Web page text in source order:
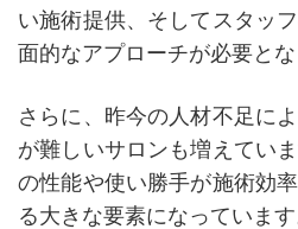
い施術提供、そしてスタッ
面的なアプローチが必要とな
さらに、昨今の人材不足に
が難しいサロンも増えてい
の性能や使い勝手が施術効
る大きな要素になっています